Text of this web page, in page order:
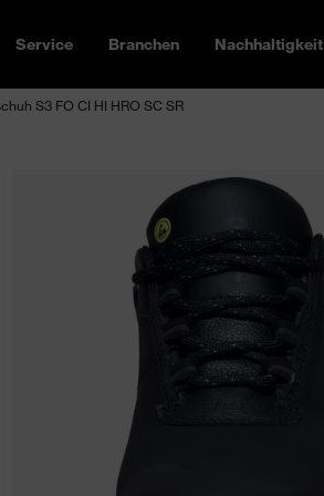
Service Branchen Nachhaltigkeit
S3 FO CI HI HRO SC SR